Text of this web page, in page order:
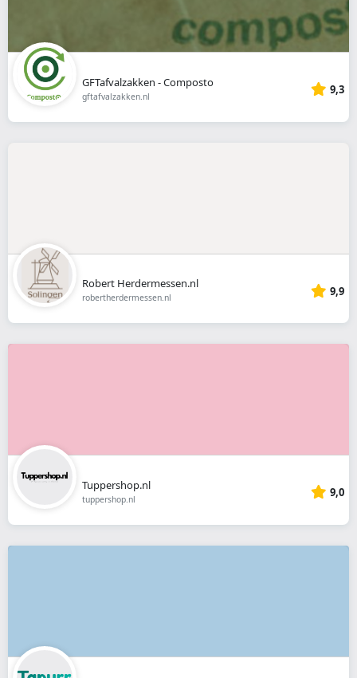
GFTafvalzakken - Composto
gftafvalzakken.nl 9,3
Robert Herdermessen.nl
robertherdermessen.nl 9,9
Tuppershop.nl
tuppershop.nl 9,0